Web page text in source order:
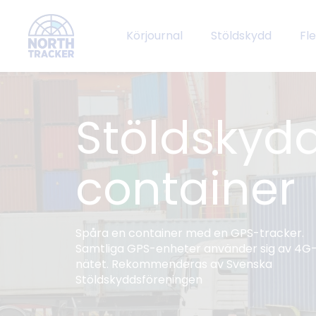
Körjournal Stöldskydd
container
Spåra en container med en GPS-tracker.
Samtliga GPS-enheter använder sig av
nätet. Rekommenderas av Svenska
Stöldskyddsföreningen